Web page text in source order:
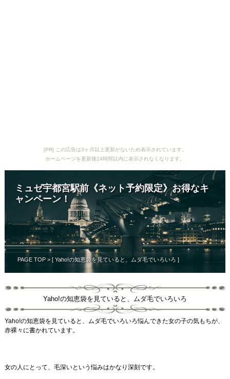
[PR] この広告は3ヶ月以上更新がないため表示されています。
ホームページを更新後24時間以内に表示されなくなります。
ミュゼ宇都宮駅前《ネット予約限定》お得なキ
ャンペーン！
PAGE TOP> [ Yaho!の知恵袋を見ていると、ムダ毛でいろいろ ]
Yaho!の知恵袋を見ていると、ムダ毛でいろいろ
Yaho!の知恵袋を見ていると、ムダ毛でいろいろ悩んできた女の子の気もちが、
赤裸々に書かれています。
女の人にとって、毛深いという悩みはかなり深刻です。